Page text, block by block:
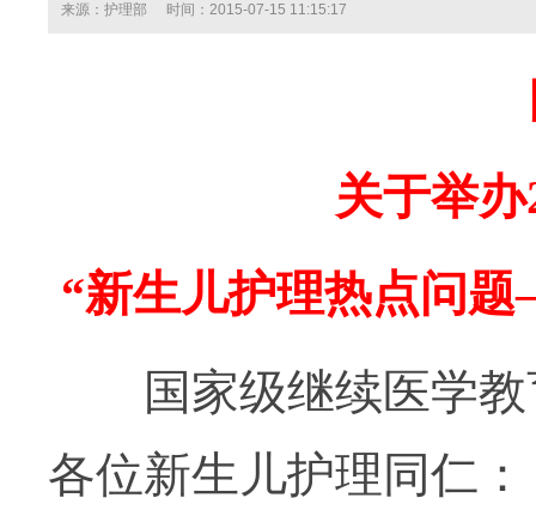
来源：护理部 时间：2015-07-15 11:15:17
关于举
“新生儿护理热点问
国家级继续医学
各位新生儿护理同仁：